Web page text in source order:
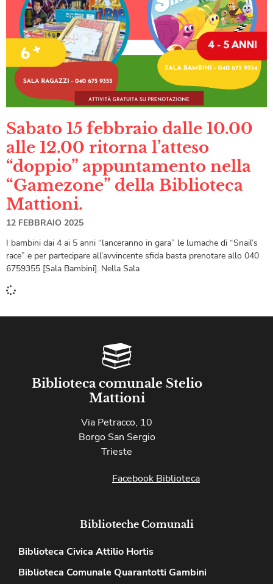
Sabato 15 febbraio dalle 10.00
alle 12.00 ritorna l’atteso
“doppio” appuntamento nella
“Gamezone” della Biblioteca
Mattioni.
12 FEBBRAIO 2025
I bambini dai 4 ai 5 anni “lanceranno in gara” le lumache di “Snail’s
race” e per partecipare all’avvincente sfida basta prenotare allo 040
6759355 [Sala Bambini]. Nella Sala
Biblioteca comunale Stelio
Mattioni
Via Petracco, 10
Borgo San Sergio
Trieste
Facebook Biblioteca
Biblioteche Comunali
Biblioteca Civica Attilio Hortis
Biblioteca Comunale Quarantotti Gambini